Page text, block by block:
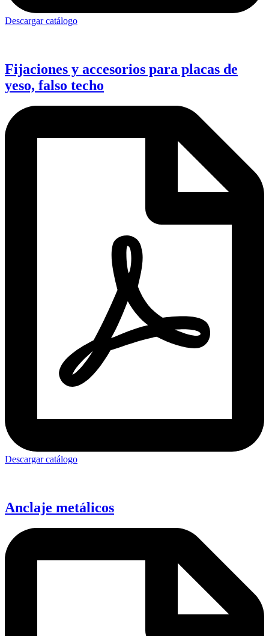
Descargar catálogo
Fijaciones y accesorios para placas de
yeso, falso techo
Descargar catálogo
Anclaje metálicos